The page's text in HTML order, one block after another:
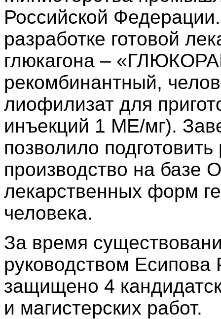
Российской
разработке готовой
глюкагона –
рекомбинантный,
лиофилизат для
инъекций 1 МЕ/мг).
позволило
производство на
лекарственных форм
человека.
За время
руководством
защищено 4
и магистерских работ.